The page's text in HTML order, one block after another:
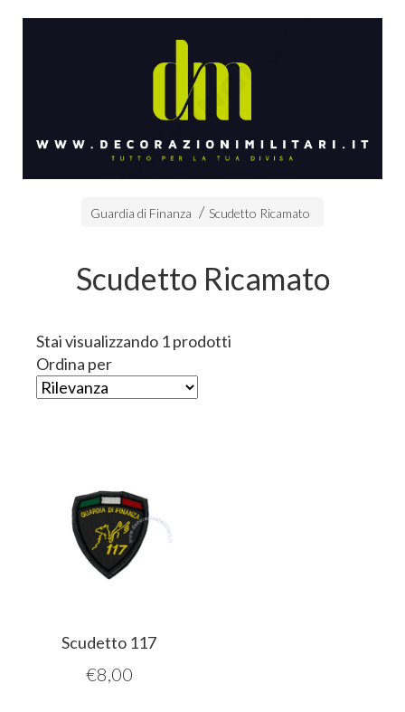
Guardia di Finanza Scudetto Ricamato
Scudetto Ricamato
Stai visualizzando 1 prodotti
Ordina per
Scudetto 117
€8,00